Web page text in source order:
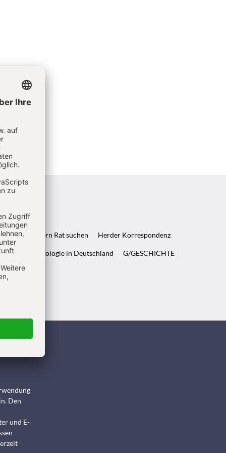
& Wenn Eltern Rat suchen Herder Korrespondenz
& Archäologie in Deutschland G/GESCHICHTE
Den
und E-